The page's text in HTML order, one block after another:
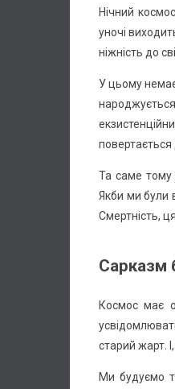
Нічний
уночі
ніжність до
У цьому
повертається
Та саме тому
Якби ми були
Смертність,
Сарказм
Космос має
старий жарт.
Ми будуємо